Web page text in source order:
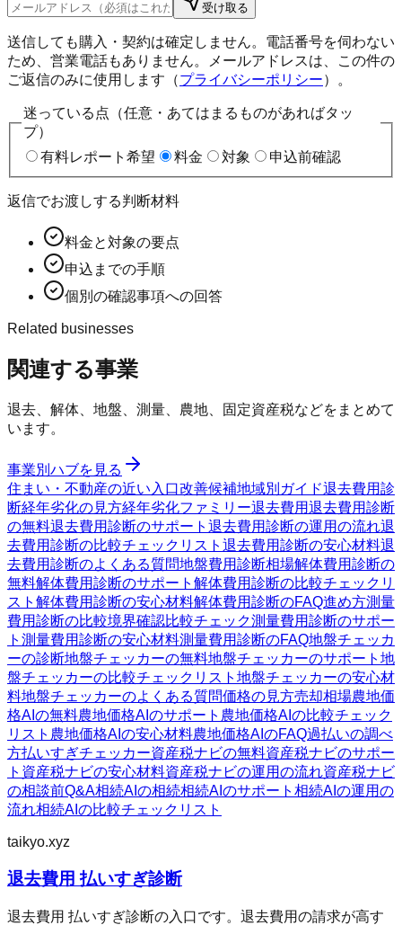
受け取る
送信しても購入・契約は確定しません。電話番号を伺わない
ため、営業電話もありません。メールアドレスは、この件の
ご返信のみに使用します（プライバシーポリシー）。
迷っている点（任意・あてはまるものがあればタッ
プ）
有料レポート希望
料金 対象 申込前確認
返信でお渡しする判断材料
料金と対象の要点
申込までの手順
個別の確認事項への回答
Related businesses
関連する事業
退去、解体、地盤、測量、農地、固定資産税などをまとめて
います。
事業別ハブを見る
住まい・不動産の近い入口 改善候補地域別ガイド退去費用診
断経年劣化の見方経年劣化ファミリー退去費用退去費用診断
の無料退去費用診断のサポート 退去費用診断の運用の流れ退
去費用診断の比較チェックリスト 退去費用診断の安心材料退
去費用診断のよくある質問地盤費用診断相場解体費用診断の
無料解体費用診断のサポート 解体費用診断の比較チェックリ
スト 解体費用診断の安心材料解体費用診断のFAQ進め方測量
費用診断の比較境界確認比較チェック測量費用診断のサポー
ト 測量費用診断の安心材料測量費用診断のFAQ地盤チェッカ
ーの診断地盤チェッカーの無料地盤チェッカーのサポート 地
盤チェッカーの比較チェックリスト 地盤チェッカーの安心材
料地盤チェッカーのよくある質問価格の見方売却相場農地価
格AIの無料農地価格AIのサポート 農地価格AIの比較チェック
リスト 農地価格AIの安心材料農地価格AIのFAQ過払いの調べ
方払いすぎチェッカー資産税ナビの無料資産税ナビのサポー
ト 資産税ナビの安心材料資産税ナビの運用の流れ資産税ナビ
の相談前Q&A相続AIの相続相続AIのサポート 相続AIの運用の
流れ相続AIの比較チェックリスト
taikyo.xyz
退去費用 払いすぎ診断
退去費用 払いすぎ診断の入口です。退去費用の請求が高す